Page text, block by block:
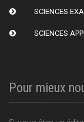
SCIENCES
SCIENCES
Pour mieux